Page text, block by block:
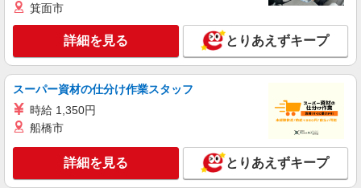
LAPI-Staff株式会社 関西エリア/軽作業
おもちゃ・玩具のピッキング、梱包
時給1,750円以上（深夜手当含む）＋交通費全
翌6時 週5日勤務の場合） 時給1,750円×8h×22日勤
兵庫県神戸市東灘区 ★上記以外にも多数派遣
キープ 詳細を見る
箕面市
詳細を見る とりあえずキープ
スーパー資材の仕分け作業スタッフ
時給 1,350円
船橋市
詳細を見る とりあえずキープ